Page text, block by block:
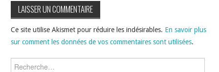
Ce site utilise Akismet pour réduire les indésirables. En savoir plus
sur comment les données de vos commentaires sont utilisées.